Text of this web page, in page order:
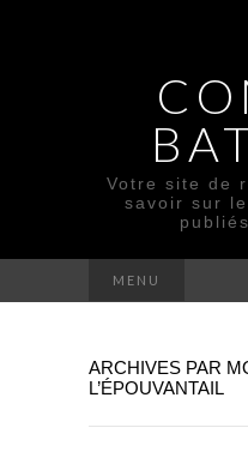
Votre site de
savoir sur
MENU
ARCHIVES PAR
L’ÉPOUVANTAIL